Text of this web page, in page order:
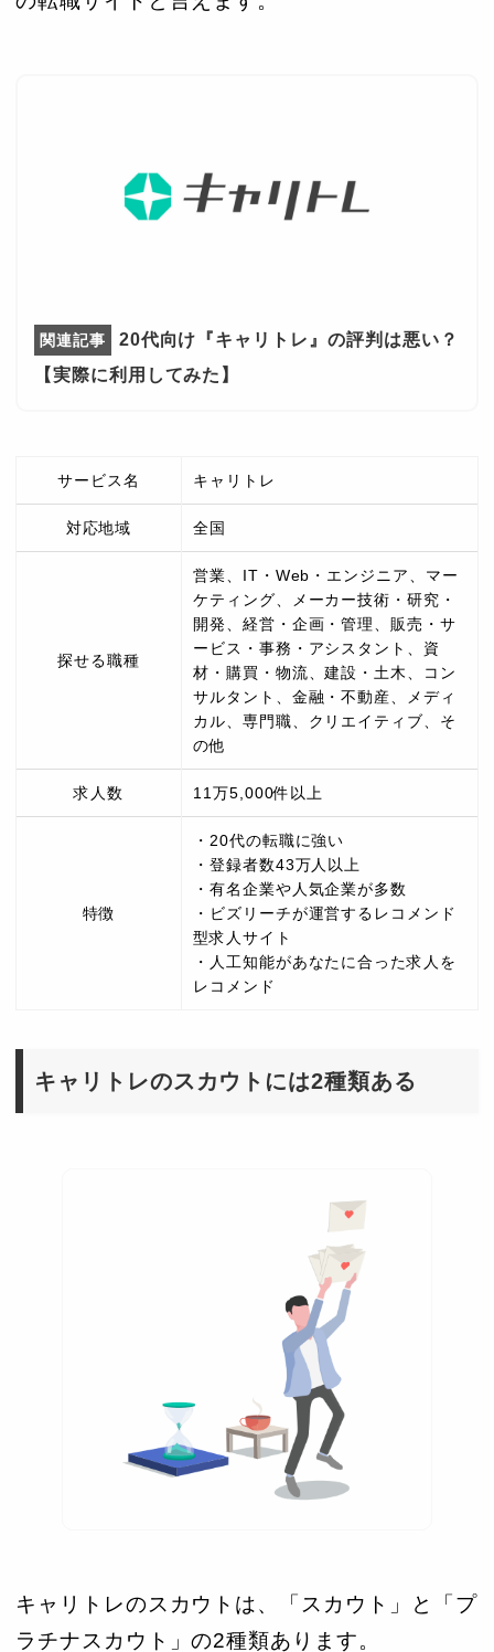
20代向け『キャリトレ』の評判は悪い？
【実際に利用してみた】
サービス名 キャリトレ
対応地域 全国
探せる職種
営業、IT・Web・エンジニア、マー
ケティング、メーカー技術・研究・
開発、経営・企画・管理、販売・サ
ービス・事務・アシスタント、資
材・購買・物流、建設・土木、コン
サルタント、金融・不動産、メディ
カル、専門職、クリエイティブ、そ
の他
求人数 11万5,000件以上
特徴
・20代の転職に強い
・登録者数43万人以上
・有名企業や人気企業が多数
・ビズリーチが運営するレコメンド
型求人サイト
・人工知能があなたに合った求人を
レコメンド
キャリトレのスカウトには2種類ある
キャリトレのスカウトは、「スカウト」と「プ
ラチナスカウト」の2種類あります。